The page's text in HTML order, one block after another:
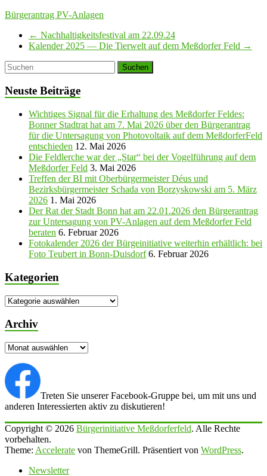
Bürgerantrag PV-Anlagen
← Nachhaltigkeitsfestival am 22.09.24
Kalender 2025 — Die Tierwelt auf dem Meßdorfer Feld →
Neuste Beiträge
Wichtiges Signal für die Erhaltung des Meßdorfer Feldes:
Bonner Stadtrat hat am 7. Mai 2026 über den Bürgerantrag
für die Untersagung von Photovoltaik auf dem MeßdorferFeld
entschieden 12. Mai 2026
Die Feldlerche war der „Star“ bei der Vogelführung auf dem
Meßdorfer Feld 3. Mai 2026
Treffen der BI mit Oberbürgermeister Déus und
Bezirksbürgermeister Schada von Borzyskowski am 5. März
2026 1. Mai 2026
Der Rat der Stadt Bonn hat am 22.01.2026 den Bürgerantrag
zur Untersagung von PV-Anlagen auf dem Meßdorfer Feld
beraten 6. Februar 2026
Fotokalender 2026 der Bürgeinitiative weiterhin erhältlich: bei
Foto Teubert in Bonn-Duisdorf 6. Februar 2026
Kategorien
Kategorien
Archiv
Archiv
Treten Sie unserer Facebook-Gruppe bei, um mit uns und
anderen Interessierten aktiv zu diskutieren!
Copyright © 2026 Bürgerinitiative Meßdorferfeld. Alle Rechte
vorbehalten.
Theme: Accelerate von ThemeGrill. Präsentiert von WordPress.
Newsletter